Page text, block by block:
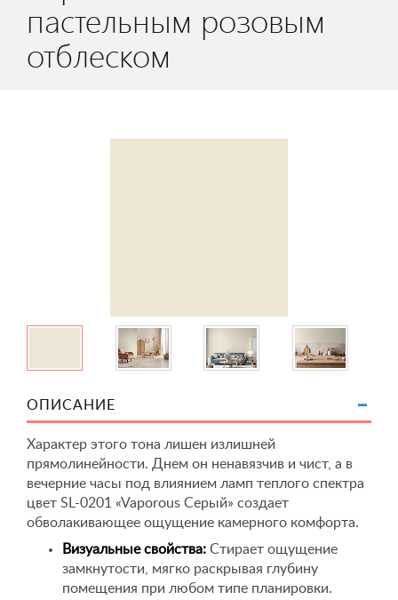
пастельным розовым
отблеском
ОПИСАНИЕ
Характер этого тона лишен излишней
прямолинейности. Днем он ненавязчив и чист, а в
вечерние часы под влиянием ламп теплого спектра
цвет SL-0201 «Vaporous Серый» создает
обволакивающее ощущение камерного комфорта.
Визуальные свойства: Стирает ощущение
замкнутости, мягко раскрывая глубину
помещения при любом типе планировки.